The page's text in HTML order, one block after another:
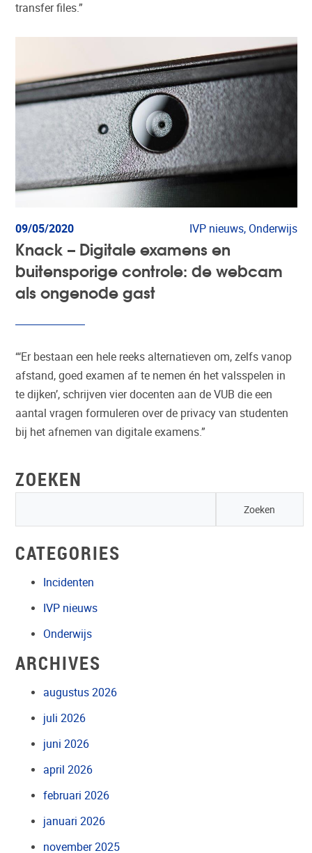
transfer files.”
09/05/2020 IVP nieuws, Onderwijs
Knack – Digitale examens en
buitensporige controle: de webcam
als ongenode gast
“‘Er bestaan een hele reeks alternatieven om, zelfs vanop
afstand, goed examen af te nemen én het valsspelen in
te dijken’, schrijven vier docenten aan de VUB die een
aantal vragen formuleren over de privacy van studenten
bij het afnemen van digitale examens.”
ZOEKEN
CATEGORIES
Incidenten
IVP nieuws
Onderwijs
ARCHIVES
augustus 2026
juli 2026
juni 2026
april 2026
februari 2026
januari 2026
november 2025